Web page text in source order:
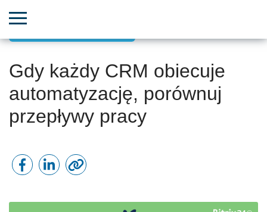
Gdy każdy CRM obiecuje
automatyzację, porównuj
przepływy pracy